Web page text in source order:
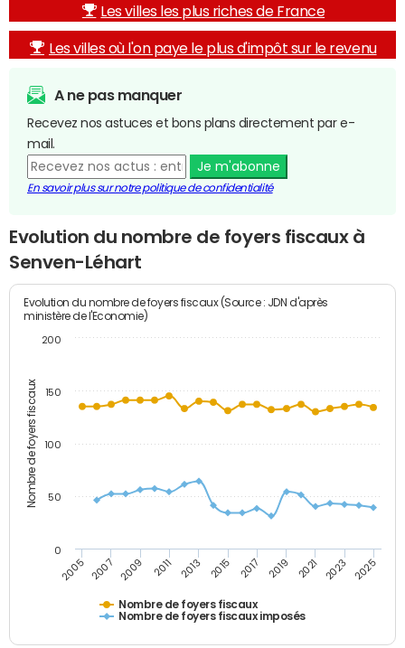
Les villes les plus riches de France
Les villes où l'on paye le plus d'impôt sur le revenu
A ne pas manquer
Recevez nos astuces et bons plans directement par e-
mail.
Je m'abonne
En savoir plus sur notre politique de confidentialité
Evolution du nombre de foyers fiscaux à
Senven-Léhart
Nombre de foyers fiscaux
Evolution du nombre de foyers fiscaux (Source : JDN d'après
ministère de l'Economie)
Nombre de foyers fiscaux
Nombre de foyers fiscaux imposés
2005 2007 2009 2011 2013 2015 2017 2019 2021 2023 2025
0
50
100
150
200